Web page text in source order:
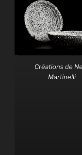
Créations de
Martinelli